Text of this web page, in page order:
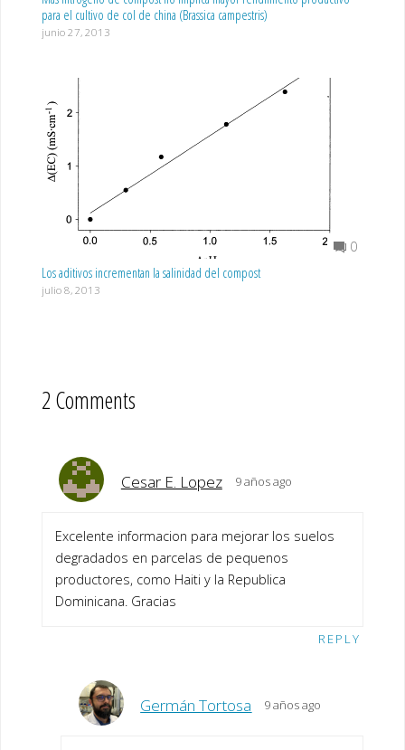
para el cultivo de col de china (Brassica campestris)
junio 27, 2013
0
Los aditivos incrementan la salinidad del compost
julio 8, 2013
2 Comments
Cesar E. Lopez 9 años ago
Excelente informacion para mejorar los suelos
degradados en parcelas de pequenos
productores, como Haiti y la Republica
Dominicana. Gracias
REPLY
Germán Tortosa 9 años ago